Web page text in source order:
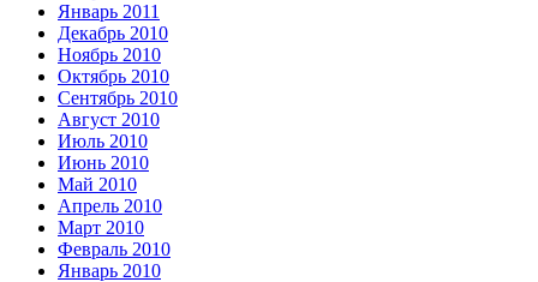
Январь 2011
Декабрь 2010
Ноябрь 2010
Октябрь 2010
Сентябрь 2010
Август 2010
Июль 2010
Июнь 2010
Май 2010
Апрель 2010
Март 2010
Февраль 2010
Январь 2010